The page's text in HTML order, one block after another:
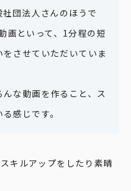
報
容
団法人さんのほうで
といって、1分程の短
させていただいていま
な動画を作ること、ス
感じです。
キルアップをしたり素晴